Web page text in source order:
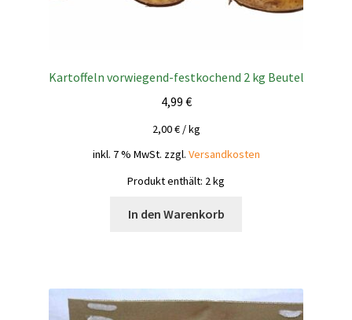
Kartoffeln vorwiegend-festkochend 2 kg Beutel
4,99 €
2,00€/kg
inkl. 7 % MwSt. zzgl. Versandkosten
Produkt enthält: 2kg
In den Warenkorb